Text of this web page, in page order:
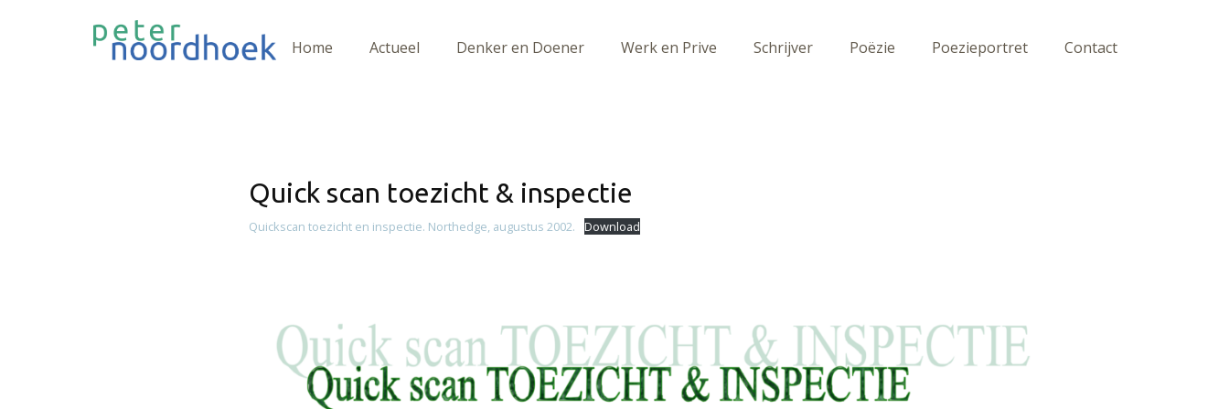
Home Actueel Denker en Doener Werk en Prive Schrijver Poëzie Poezieportret Contact
Quick scan toezicht & inspectie
Quickscan toezicht en inspectie. Northedge, augustus 2002. Download